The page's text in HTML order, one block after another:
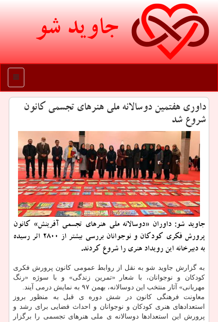
جاوید شو
منو
داوری هفتمین دوسالانه ملی هنرهای تجسمی كانون
شروع شد
جاوید شو: داوران «دوسالانه ملی هنرهای تجسمی آفرینش» كانون
پرورش فكری كودكان و نوجوانان بررسی بیشتر از ۲۸۰۰ اثر رسیده
به دبیرخانه این رویداد هنری را شروع كردند.
به گزارش جاوید شو به نقل از روابط عمومی كانون پرورش فكری
كودكان و نوجوانان، با شعار «تمرین زندگی» و با سوژه «رنگ
مهربانی» آثار منتخب این دوسالانه، بهمن ۹۷ به نمایش درمی آیند.
معاونت فرهنگی كانون در شش دوره ی قبل به منظور بروز
استعدادهای هنری كودكان و نوجوانان و احداث فضایی برای رشد و
پرورش این استعدادها دوسالانه ی ملی هنرهای تجسمی را برگزار